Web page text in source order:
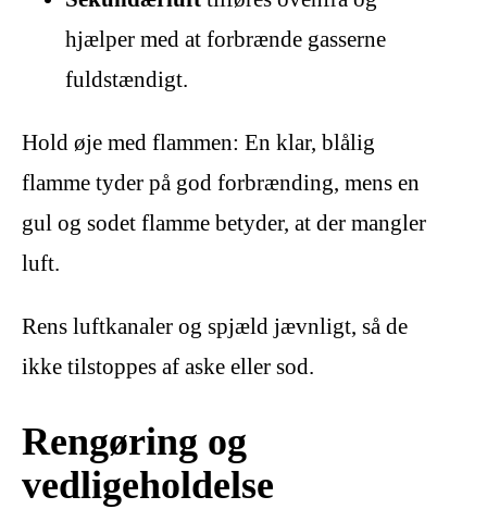
hjælper med at forbrænde gasserne
fuldstændigt.
Hold øje med flammen: En klar, blålig
flamme tyder på god forbrænding, mens en
gul og sodet flamme betyder, at der mangler
luft.
Rens luftkanaler og spjæld jævnligt, så de
ikke tilstoppes af aske eller sod.
Rengøring og
vedligeholdelse